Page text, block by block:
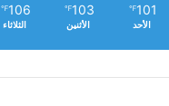
101
℉
الأحد
103
℉
الأثنين
106
℉
الثلاثاء